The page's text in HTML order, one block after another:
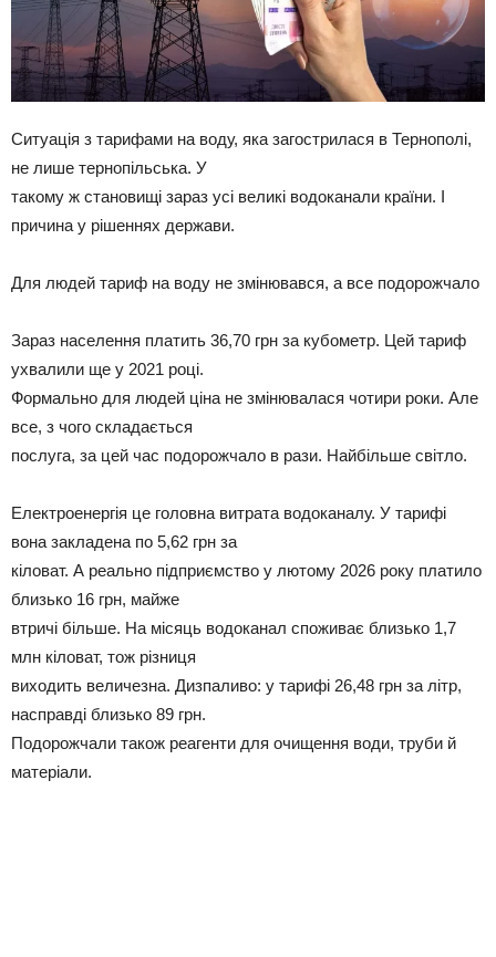
Ситуація з тарифами на воду, яка загострилася в Тернополі,
не лише тернопільська. У
такому ж становищі зараз усі великі водоканали країни. І
причина у рішеннях держави.
Для людей тариф на воду не змінювався, а все подорожчало
Зараз населення платить 36,70 грн за кубометр. Цей тариф
ухвалили ще у 2021 році.
Формально для людей ціна не змінювалася чотири роки. Але
все, з чого складається
послуга, за цей час подорожчало в рази. Найбільше світло.
Електроенергія це головна витрата водоканалу. У тарифі
вона закладена по 5,62 грн за
кіловат. А реально підприємство у лютому 2026 року платило
близько 16 грн, майже
втричі більше. На місяць водоканал споживає близько 1,7
млн кіловат, тож різниця
виходить величезна. Дизпаливо: у тарифі 26,48 грн за літр,
насправді близько 89 грн.
Подорожчали також реагенти для очищення води, труби й
матеріали.